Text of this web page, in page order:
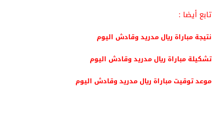
تابع أيضا :
نتيجة مباراة ريال مدريد وقادش اليوم
تشكيلة مباراة ريال مدريد وقادش اليوم
موعد توقيت مباراة ريال مدريد وقادش اليوم